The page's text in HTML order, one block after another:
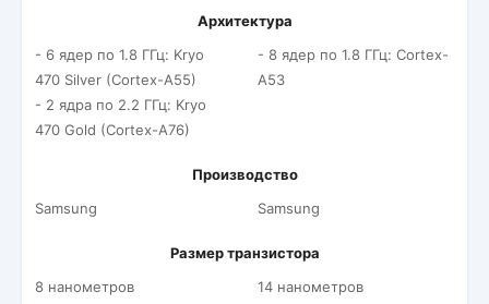
Архитектура
- 6 ядер по 1.8 ГГц: Kryo
470 Silver (Cortex-A55)
- 2 ядра по 2.2 ГГц: Kryo
470 Gold (Cortex-A76)
- 8 ядер по 1.8 ГГц: Cortex-
A53
Производство
Samsung
Samsung
Размер транзистора
8 нанометров
14 нанометров